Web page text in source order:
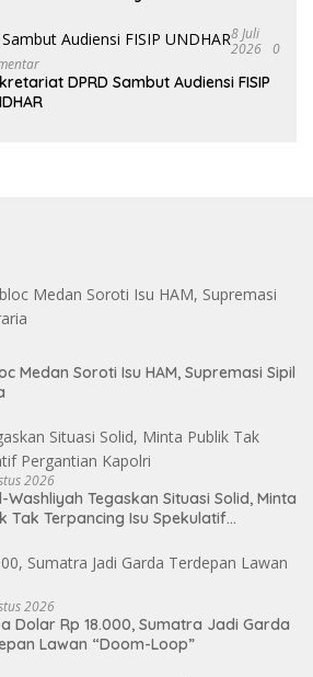
Semakin Maju
8 Juli
2026 0
DPRD Sambut Audiensi FISIP
Medan Soroti Isu HAM, Supremasi Sipil
2026
Washliyah Tegaskan Situasi Solid, Minta
Tak Terpancing Isu Spekulatif
2026
Dolar Rp 18.000, Sumatra Jadi Garda
Lawan “Doom-Loop”